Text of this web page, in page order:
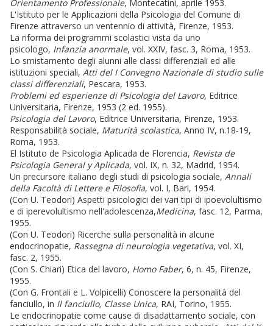
Orientamento Professionale, Montecatini, aprile 1953.
L'Istituto per le Applicazioni della Psicologia del Comune di
Firenze attraverso un ventennio di attività, Firenze, 1953.
La riforma dei programmi scolastici vista da uno
psicologo, Infanzia anormale, vol. XXIV, fasc. 3, Roma, 1953.
Lo smistamento degli alunni alle classi differenziali ed alle
istituzioni speciali, Atti del I Convegno Nazionale di studio sulle
classi differenziali, Pescara, 1953.
Problemi ed esperienze di Psicologia del Lavoro, Editrice
Universitaria, Firenze, 1953 (2 ed. 1955).
Psicologia del Lavoro, Editrice Universitaria, Firenze, 1953.
Responsabilità sociale, Maturità scolastica, Anno IV, n.18-19,
Roma, 1953.
El Istituto de Psicologia Aplicada de Florencia, Revista de
Psicologia General y Aplicada, vol. IX, n. 32, Madrid, 1954.
Un precursore italiano degli studi di psicologia sociale, Annali
della Facoltà di Lettere e Filosofia, vol. I, Bari, 1954.
(Con U. Teodori) Aspetti psicologici dei vari tipi di ipoevolultismo
e di iperevolultismo nell'adolescenza,Medicina, fasc. 12, Parma,
1955.
(Con U. Teodori) Ricerche sulla personalità in alcune
endocrinopatie, Rassegna di neurologia vegetativa, vol. XI,
fasc. 2, 1955.
(Con S. Chiari) Etica del lavoro, Homo Faber, 6, n. 45, Firenze,
1955.
(Con G. Frontali e L. Volpicelli) Conoscere la personalità del
fanciullo, in Il fanciullo, Classe Unica, RAI, Torino, 1955.
Le endocrinopatie come cause di disadattamento sociale, con